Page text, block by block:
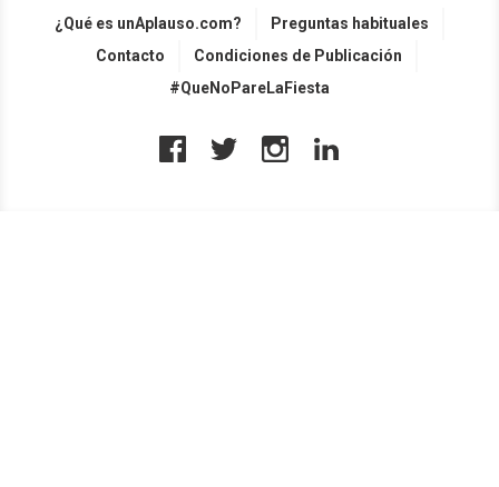
¿Qué es unAplauso.com?
Preguntas habituales
Contacto
Condiciones de Publicación
#QueNoPareLaFiesta